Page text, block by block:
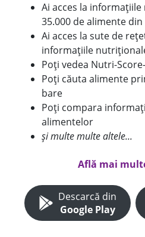
Ai acces la
35.000 de alimente din
Ai acces la sute de
informațiile
Poți vedea Nutri-
Poți căuta alimente
bare
Poți compara
alimentelor
și multe multe altele...
Află mai
Descarcă din
Google Play